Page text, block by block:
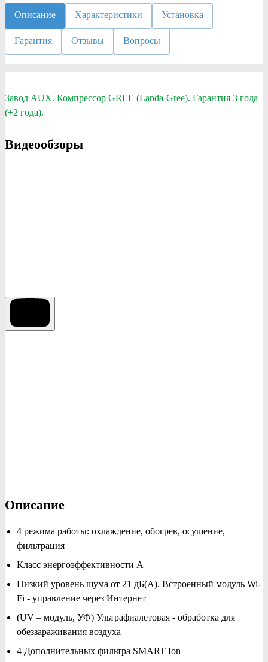
Описание Характеристики Установка
Гарантия Отзывы Вопросы
Завод AUX. Компрессор GREE (Landa-Gree). Гарантия 3 года
(+2 года).
Видеообзоры
Описание
4 режима работы: охлаждение, обогрев, осушение,
фильтрация
Класс энергоэффективности A
Низкий уровень шума от 21 дБ(А). Встроенный модуль Wi-
Fi - управление через Интернет
(UV – модуль, УФ) Ультрафиалетовая - обработка для
обеззараживания воздуха
4 Дополнительных фильтра SMART Ion